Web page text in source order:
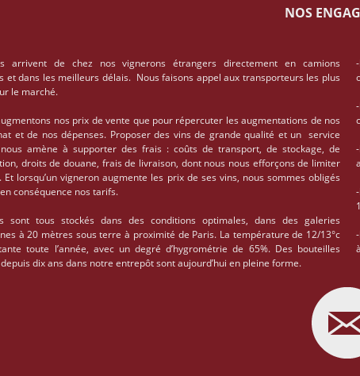
NOS
arrivent de chez nos vignerons étrangers directement en camions
et dans les meilleurs délais. Nous faisons appel aux transporteurs les plus
le marché.
nos prix de vente que pour répercuter les augmentations de nos
et de nos dépenses. Proposer des vins de grande qualité et un service
amène à supporter des frais : coûts de transport, de stockage, de
droits de douane, frais de livraison, dont nous nous efforçons de limiter
Et lorsqu’un vigneron augmente les prix de ses vins, nous sommes obligés
conséquence nos tarifs.
sont tous stockés dans des conditions optimales, dans des galeries
à 20 mètres sous terre à proximité de Paris. La température de 12/13°c
toute l’année, avec un degré d’hygrométrie de 65%. Des bouteilles
dix ans dans notre entrepôt sont aujourd’hui en pleine forme.